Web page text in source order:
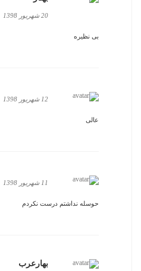
20 شهریور 1398
بی نظیره
12 شهریور 1398
عالی
11 شهریور 1398
حوسله نداشتم درست نکردم
بهارعرب